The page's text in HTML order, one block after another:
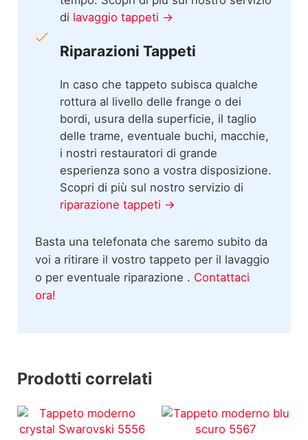
di lavaggio tappeti →
Riparazioni Tappeti
In caso che tappeto subisca qualche
rottura al livello delle frange o dei
bordi, usura della superficie, il taglio
delle trame, eventuale buchi, macchie,
i nostri restauratori di grande
esperienza sono a vostra disposizione.
Scopri di più sul nostro servizio di
riparazione tappeti →
Basta una telefonata che saremo subito da
voi a ritirare il vostro tappeto per il lavaggio
o per eventuale riparazione . Contattaci
ora!
Prodotti correlati